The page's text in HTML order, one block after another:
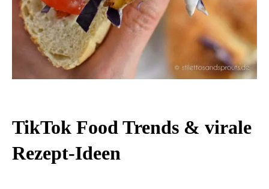
TikTok Food Trends & virale
Rezept-Ideen